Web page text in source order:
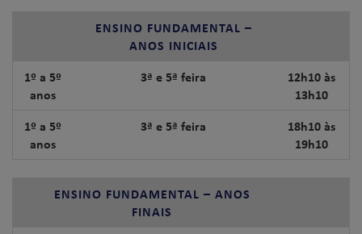
ENSINO FUNDAMENTAL –
ANOS INICIAIS
1º a 5º
anos
3ª e 5ª feira
12h10 às
13h10
1º a 5º
anos
3ª e 5ª feira
18h10 às
19h10
ENSINO FUNDAMENTAL – ANOS
FINAIS